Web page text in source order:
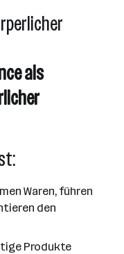
als
Waren, führen
den
Produkte